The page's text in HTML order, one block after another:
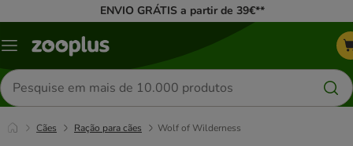
ENVIO GRÁTIS a partir de 39€**
Menu
Pesquisar
produtos
Cães Ração para cães Wolf of Wilderness